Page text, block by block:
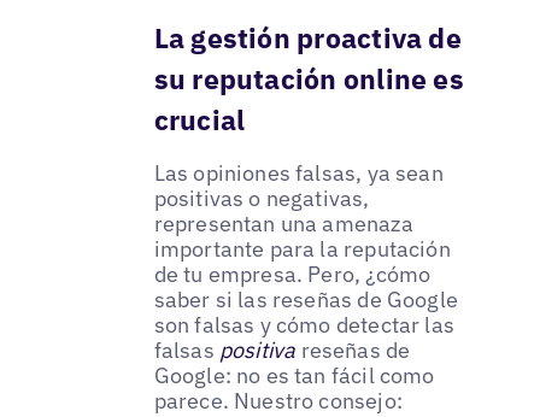
La gestión proactiva de
su reputación online es
crucial
Las opiniones falsas, ya sean
positivas o negativas,
representan una amenaza
importante para la reputación
de tu empresa. Pero, ¿cómo
saber si las reseñas de Google
son falsas y cómo detectar las
falsas positiva reseñas de
Google: no es tan fácil como
parece. Nuestro consejo: